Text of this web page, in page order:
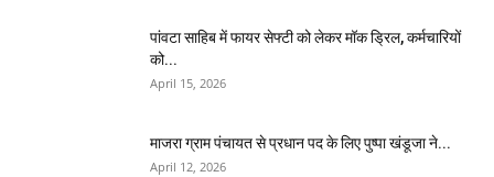
पांवटा साहिब में फायर सेफ्टी को लेकर मॉक ड्रिल, कर्मचारियों
को...
April 15, 2026
माजरा ग्राम पंचायत से प्रधान पद के लिए पुष्पा खंडूजा ने...
April 12, 2026